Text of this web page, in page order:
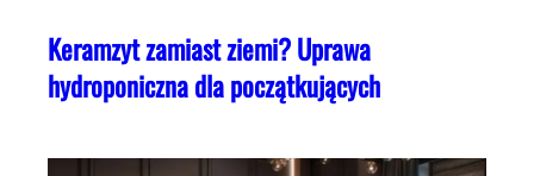
Keramzyt zamiast ziemi? Uprawa
hydroponiczna dla początkujących